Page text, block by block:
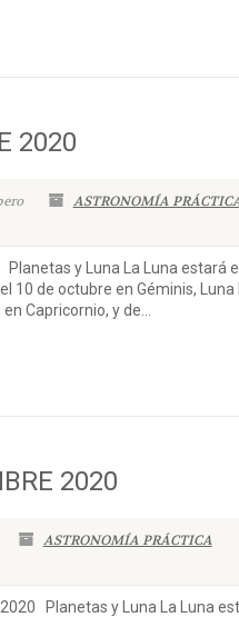
2020
ASTRONOMÍA
Planetas y Luna La Luna estará
10 de octubre en Géminis, Luna
Capricornio, y de...
2020
ASTRONOMÍA PRÁCTICA
Planetas y Luna La Luna